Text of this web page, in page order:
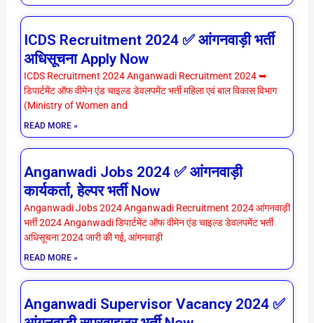
ICDS Recruitment 2024 ✅ आंगनवाड़ी भर्ती
अधिसूचना Apply Now
ICDS Recruitment 2024 Anganwadi Recruitment 2024 ➥
डिपार्टमेंट ऑफ वीमेन एंड चाइल्ड डेवलपमेंट भर्ती महिला एवं बाल विकास विभाग
(Ministry of Women and
READ MORE »
Anganwadi Jobs 2024 ✅ आंगनवाड़ी
कार्यकर्ता, हेल्पर भर्ती Now
Anganwadi Jobs 2024 Anganwadi Recruitment 2024 आंगनवाड़ी
भर्ती 2024 Anganwadi डिपार्टमेंट ऑफ वीमेन एंड चाइल्ड डेवलपमेंट भर्ती
अधिसूचना 2024 जारी की गई, आंगनवाड़ी
READ MORE »
Anganwadi Supervisor Vacancy 2024 ✅